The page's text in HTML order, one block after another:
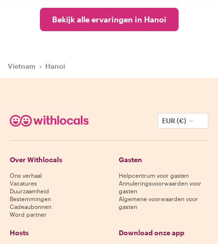
Bekijk alle ervaringen in Hanoi
Vietnam › Hanoi
EUR (€)
Over Withlocals
Ons verhaal
Vacatures
Duurzaamheid
Bestemmingen
Cadeaubonnen
Word partner
Gasten
Helpcentrum voor gasten
Annuleringsvoorwaarden voor
gasten
Algemene voorwaarden voor
gasten
Hosts Download onze app